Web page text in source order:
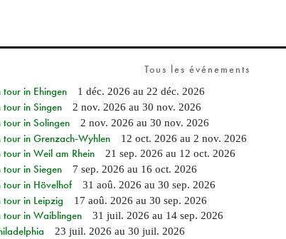
Tous les événements
in Ehingen
1 déc. 2026 au 22 déc. 2026
tour in Singen 2 nov. 2026 au 30 nov. 2026
tour in Solingen 2 nov. 2026 au 30 nov. 2026
in Grenzach-Wyhlen 12 oct. 2026 au 2 nov. 2026
in Weil am Rhein 21 sep. 2026 au 12 oct. 2026
tour in Siegen 7 sep. 2026 au 16 oct. 2026
tour in Hövelhof 31 aoû. 2026 au 30 sep. 2026
tour in Leipzig 17 aoû. 2026 au 30 sep. 2026
tour in Waiblingen 31 juil. 2026 au 14 sep. 2026
23 juil. 2026 au 30 juil. 2026